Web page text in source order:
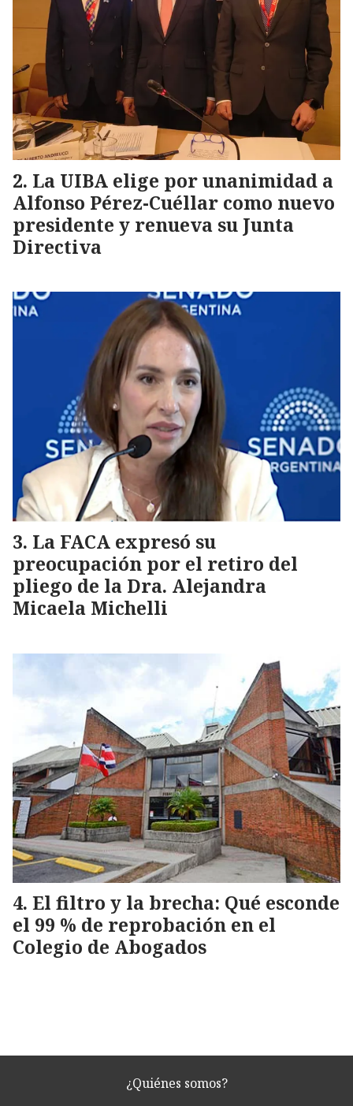
La UIBA elige por unanimidad a
Alfonso Pérez-Cuéllar como nuevo
presidente y renueva su Junta
Directiva
La FACA expresó su
preocupación por el retiro del
pliego de la Dra. Alejandra
Micaela Michelli
El filtro y la brecha: Qué esconde
el 99 % de reprobación en el
Colegio de Abogados
¿Quiénes somos?